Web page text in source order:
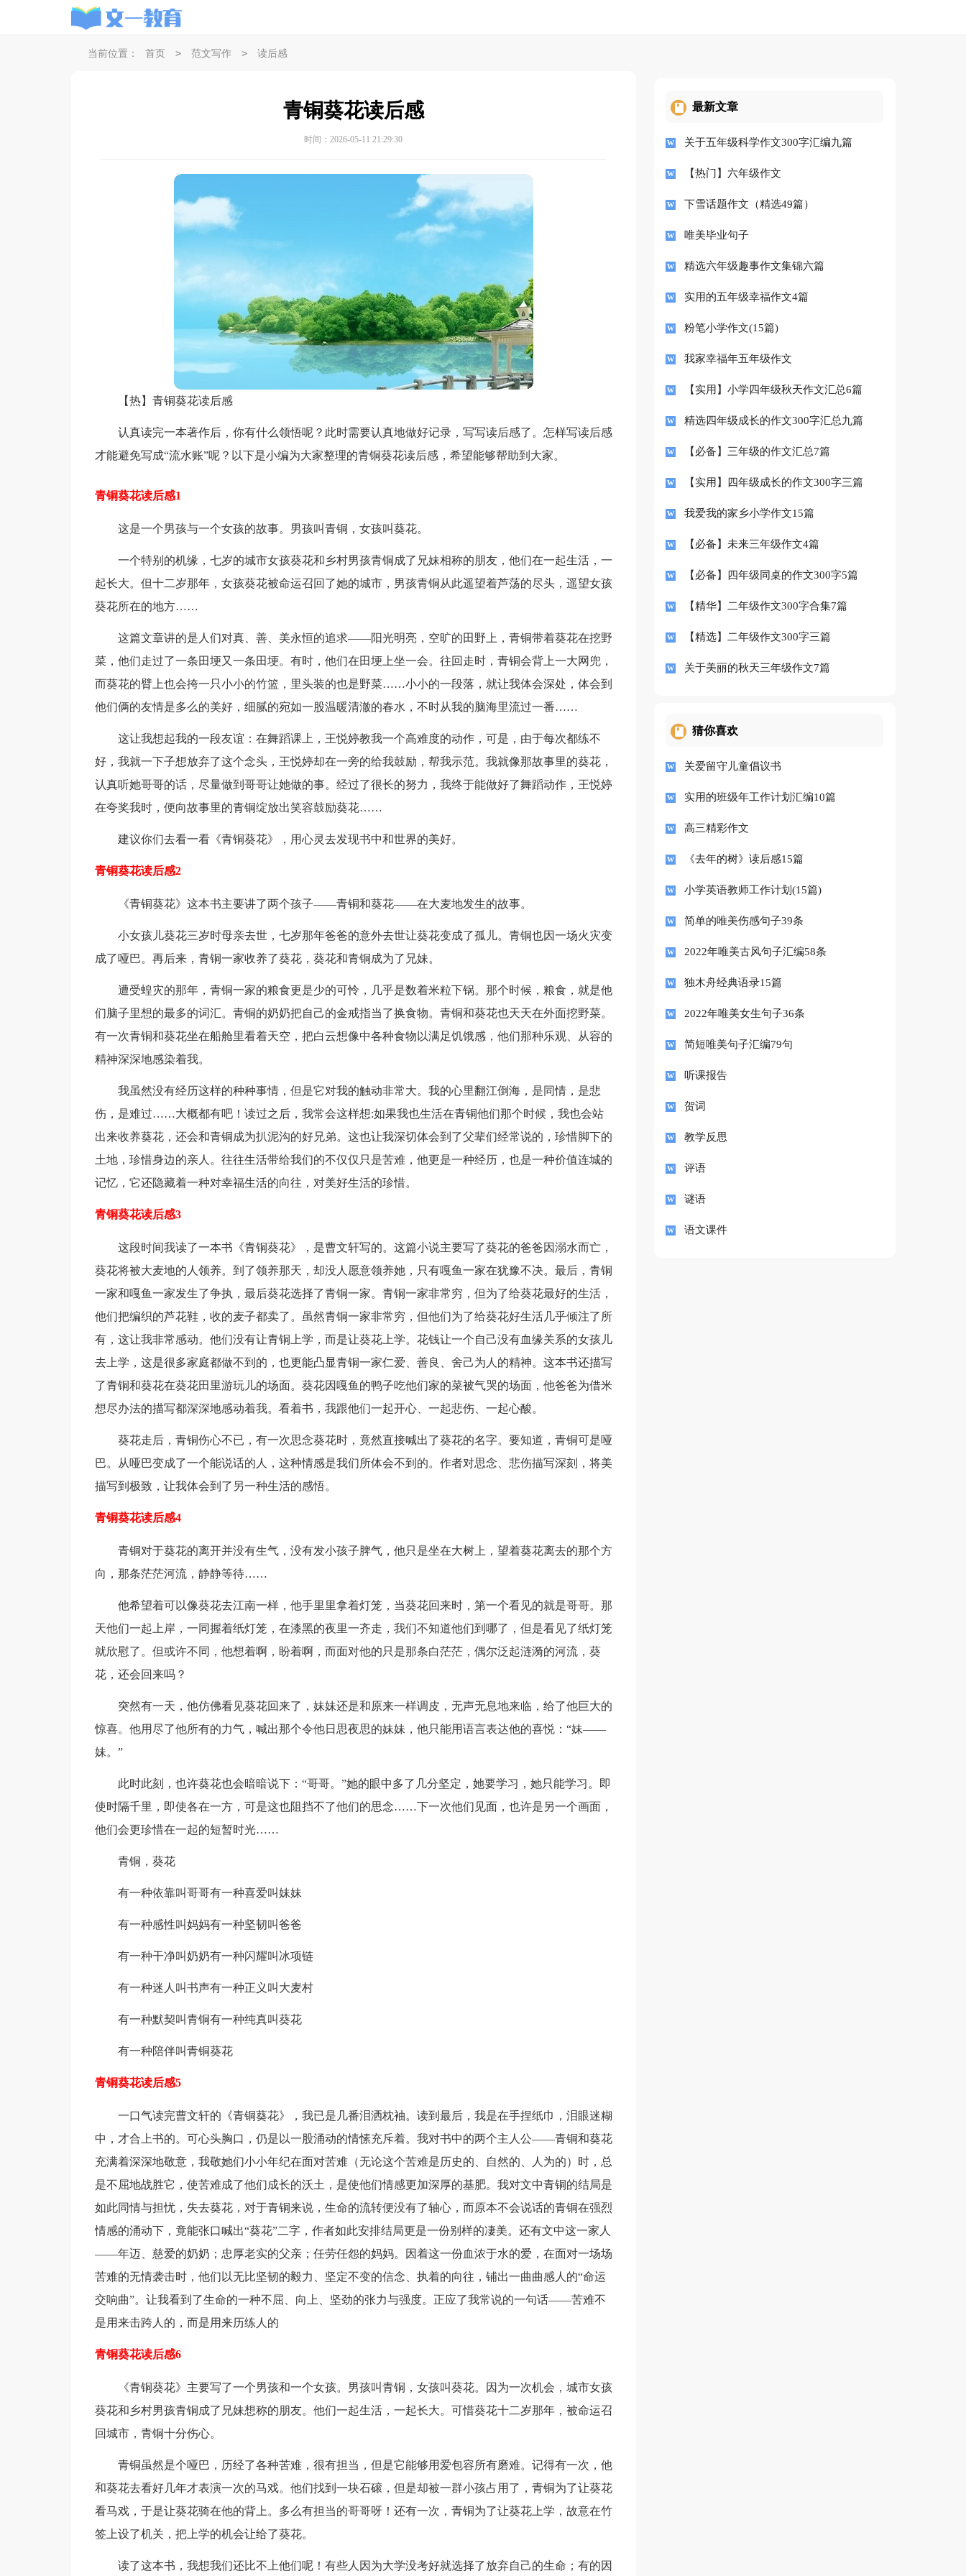
当前位置： 首页 > 范文写作 > 读后感
青铜葵花读后感
时间：2026-05-11 21:29:30
【热】青铜葵花读后感
认真读完一本著作后，你有什么领悟呢？此时需要认真地做好记录，写写读后感了。怎样写读后感
才能避免写成“流水账”呢？以下是小编为大家整理的青铜葵花读后感，希望能够帮助到大家。
青铜葵花读后感1
这是一个男孩与一个女孩的故事。男孩叫青铜，女孩叫葵花。
一个特别的机缘，七岁的城市女孩葵花和乡村男孩青铜成了兄妹相称的朋友，他们在一起生活，一
起长大。但十二岁那年，女孩葵花被命运召回了她的城市，男孩青铜从此遥望着芦荡的尽头，遥望女孩
葵花所在的地方……
这篇文章讲的是人们对真、善、美永恒的追求——阳光明亮，空旷的田野上，青铜带着葵花在挖野
菜，他们走过了一条田埂又一条田埂。有时，他们在田埂上坐一会。往回走时，青铜会背上一大网兜，
而葵花的臂上也会挎一只小小的竹篮，里头装的也是野菜……小小的一段落，就让我体会深处，体会到
他们俩的友情是多么的美好，细腻的宛如一股温暖清澈的春水，不时从我的脑海里流过一番……
这让我想起我的一段友谊：在舞蹈课上，王悦婷教我一个高难度的动作，可是，由于每次都练不
好，我就一下子想放弃了这个念头，王悦婷却在一旁的给我鼓励，帮我示范。我就像那故事里的葵花，
认真听她哥哥的话，尽量做到哥哥让她做的事。经过了很长的努力，我终于能做好了舞蹈动作，王悦婷
在夸奖我时，便向故事里的青铜绽放出笑容鼓励葵花……
建议你们去看一看《青铜葵花》，用心灵去发现书中和世界的美好。
青铜葵花读后感2
《青铜葵花》这本书主要讲了两个孩子——青铜和葵花——在大麦地发生的故事。
小女孩儿葵花三岁时母亲去世，七岁那年爸爸的意外去世让葵花变成了孤儿。青铜也因一场火灾变
成了哑巴。再后来，青铜一家收养了葵花，葵花和青铜成为了兄妹。
遭受蝗灾的那年，青铜一家的粮食更是少的可怜，几乎是数着米粒下锅。那个时候，粮食，就是他
们脑子里想的最多的词汇。青铜的奶奶把自己的金戒指当了换食物。青铜和葵花也天天在外面挖野菜。
有一次青铜和葵花坐在船舱里看着天空，把白云想像中各种食物以满足饥饿感，他们那种乐观、从容的
精神深深地感染着我。
我虽然没有经历这样的种种事情，但是它对我的触动非常大。我的心里翻江倒海，是同情，是悲
伤，是难过……大概都有吧！读过之后，我常会这样想:如果我也生活在青铜他们那个时候，我也会站
出来收养葵花，还会和青铜成为扒泥沟的好兄弟。这也让我深切体会到了父辈们经常说的，珍惜脚下的
土地，珍惜身边的亲人。往往生活带给我们的不仅仅只是苦难，他更是一种经历，也是一种价值连城的
记忆，它还隐藏着一种对幸福生活的向往，对美好生活的珍惜。
青铜葵花读后感3
这段时间我读了一本书《青铜葵花》，是曹文轩写的。这篇小说主要写了葵花的爸爸因溺水而亡，
葵花将被大麦地的人领养。到了领养那天，却没人愿意领养她，只有嘎鱼一家在犹豫不决。最后，青铜
一家和嘎鱼一家发生了争执，最后葵花选择了青铜一家。青铜一家非常穷，但为了给葵花最好的生活，
他们把编织的芦花鞋，收的麦子都卖了。虽然青铜一家非常穷，但他们为了给葵花好生活几乎倾注了所
有，这让我非常感动。他们没有让青铜上学，而是让葵花上学。花钱让一个自己没有血缘关系的女孩儿
去上学，这是很多家庭都做不到的，也更能凸显青铜一家仁爱、善良、舍己为人的精神。这本书还描写
了青铜和葵花在葵花田里游玩儿的场面。葵花因嘎鱼的鸭子吃他们家的菜被气哭的场面，他爸爸为借米
想尽办法的描写都深深地感动着我。看着书，我跟他们一起开心、一起悲伤、一起心酸。
葵花走后，青铜伤心不已，有一次思念葵花时，竟然直接喊出了葵花的名字。要知道，青铜可是哑
巴。从哑巴变成了一个能说话的人，这种情感是我们所体会不到的。作者对思念、悲伤描写深刻，将美
描写到极致，让我体会到了另一种生活的感悟。
青铜葵花读后感4
青铜对于葵花的离开并没有生气，没有发小孩子脾气，他只是坐在大树上，望着葵花离去的那个方
向，那条茫茫河流，静静等待……
他希望着可以像葵花去江南一样，他手里里拿着灯笼，当葵花回来时，第一个看见的就是哥哥。那
天他们一起上岸，一同握着纸灯笼，在漆黑的夜里一齐走，我们不知道他们到哪了，但是看见了纸灯笼
就欣慰了。但或许不同，他想着啊，盼着啊，而面对他的只是那条白茫茫，偶尔泛起涟漪的河流，葵
花，还会回来吗？
突然有一天，他仿佛看见葵花回来了，妹妹还是和原来一样调皮，无声无息地来临，给了他巨大的
惊喜。他用尽了他所有的力气，喊出那个令他日思夜思的妹妹，他只能用语言表达他的喜悦：“妹——
妹。”
此时此刻，也许葵花也会暗暗说下：“哥哥。”她的眼中多了几分坚定，她要学习，她只能学习。即
使时隔千里，即使各在一方，可是这也阻挡不了他们的思念……下一次他们见面，也许是另一个画面，
他们会更珍惜在一起的短暂时光……
青铜，葵花
有一种依靠叫哥哥有一种喜爱叫妹妹
有一种感性叫妈妈有一种坚韧叫爸爸
有一种干净叫奶奶有一种闪耀叫冰项链
有一种迷人叫书声有一种正义叫大麦村
有一种默契叫青铜有一种纯真叫葵花
有一种陪伴叫青铜葵花
青铜葵花读后感5
一口气读完曹文轩的《青铜葵花》，我已是几番泪洒枕袖。读到最后，我是在手捏纸巾，泪眼迷糊
中，才合上书的。可心头胸口，仍是以一股涌动的情愫充斥着。我对书中的两个主人公——青铜和葵花
充满着深深地敬意，我敬她们小小年纪在面对苦难（无论这个苦难是历史的、自然的、人为的）时，总
是不屈地战胜它，使苦难成了他们成长的沃土，是使他们情感更加深厚的基肥。我对文中青铜的结局是
如此同情与担忧，失去葵花，对于青铜来说，生命的流转便没有了轴心，而原本不会说话的青铜在强烈
情感的涌动下，竟能张口喊出“葵花”二字，作者如此安排结局更是一份别样的凄美。还有文中这一家人
——年迈、慈爱的奶奶；忠厚老实的父亲；任劳任怨的妈妈。因着这一份血浓于水的爱，在面对一场场
苦难的无情袭击时，他们以无比坚韧的毅力、坚定不变的信念、执着的向往，铺出一曲曲感人的“命运
交响曲”。让我看到了生命的一种不屈、向上、坚劲的张力与强度。正应了我常说的一句话——苦难不
是用来击跨人的，而是用来历练人的
青铜葵花读后感6
《青铜葵花》主要写了一个男孩和一个女孩。男孩叫青铜，女孩叫葵花。因为一次机会，城市女孩
葵花和乡村男孩青铜成了兄妹想称的朋友。他们一起生活，一起长大。可惜葵花十二岁那年，被命运召
回城市，青铜十分伤心。
青铜虽然是个哑巴，历经了各种苦难，很有担当，但是它能够用爱包容所有磨难。记得有一次，他
和葵花去看好几年才表演一次的马戏。他们找到一块石磙，但是却被一群小孩占用了，青铜为了让葵花
看马戏，于是让葵花骑在他的背上。多么有担当的哥哥呀！还有一次，青铜为了让葵花上学，故意在竹
签上设了机关，把上学的机会让给了葵花。
读了这本书，我想我们还比不上他们呢！有些人因为大学没考好就选择了放弃自己的生命；有的因
最新文章
关于五年级科学作文300字汇编九篇
【热门】六年级作文
下雪话题作文（精选49篇）
唯美毕业句子
精选六年级趣事作文集锦六篇
实用的五年级幸福作文4篇
粉笔小学作文(15篇)
我家幸福年五年级作文
【实用】小学四年级秋天作文汇总6篇
精选四年级成长的作文300字汇总九篇
【必备】三年级的作文汇总7篇
【实用】四年级成长的作文300字三篇
我爱我的家乡小学作文15篇
【必备】未来三年级作文4篇
【必备】四年级同桌的作文300字5篇
【精华】二年级作文300字合集7篇
【精选】二年级作文300字三篇
关于美丽的秋天三年级作文7篇
猜你喜欢
关爱留守儿童倡议书
实用的班级年工作计划汇编10篇
高三精彩作文
《去年的树》读后感15篇
小学英语教师工作计划(15篇)
简单的唯美伤感句子39条
2022年唯美古风句子汇编58条
独木舟经典语录15篇
2022年唯美女生句子36条
简短唯美句子汇编79句
听课报告
贺词
教学反思
评语
谜语
语文课件